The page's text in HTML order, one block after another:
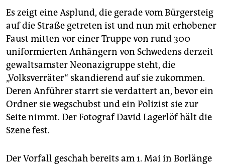
Es zeigt eine Asplund, die gerade vom Bürgersteig
auf die Straße getreten ist und nun mit erhobener
Faust mitten vor einer Truppe von rund 300
uniformierten Anhängern von Schwedens derzeit
gewaltsamster Neonazigruppe steht, die
„Volksverräter“ skandierend auf sie zukommen.
Deren Anführer starrt sie verdattert an, bevor ein
Ordner sie wegschubst und ein Polizist sie zur
Seite nimmt. Der Fotograf David Lagerlöf hält die
Szene fest.
Der Vorfall geschah bereits am 1. Mai in Borlänge